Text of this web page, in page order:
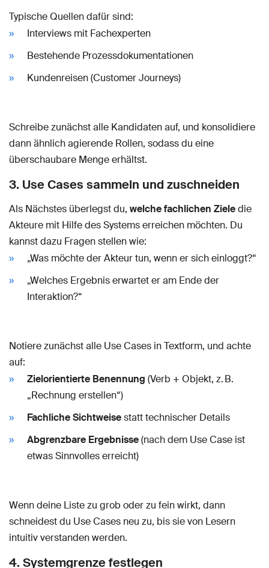
Typische Quellen dafür sind:
Interviews mit Fachexperten
Bestehende Prozessdokumentationen
Kundenreisen (Customer Journeys)
Schreibe zunächst alle Kandidaten auf, und konsolidiere
dann ähnlich agierende Rollen, sodass du eine
überschaubare Menge erhältst.
3. Use Cases sammeln und zuschneiden
Als Nächstes überlegst du, welche fachlichen Zieledie
Akteure mit Hilfe des Systems erreichen möchten. Du
kannst dazu Fragen stellen wie:
„Was möchte der Akteur tun, wenn er sich einloggt?“
„Welches Ergebnis erwartet er am Ende der
Interaktion?“
Notiere zunächst alle Use Cases in Textform, und achte
auf:
Zielorientierte Benennung (Verb + Objekt, z. B.
„Rechnung erstellen“)
Fachliche Sichtweisestatt technischer Details
Abgrenzbare Ergebnisse(nach dem Use Case ist
etwas Sinnvolles erreicht)
Wenn deine Liste zu grob oder zu fein wirkt, dann
schneidest du Use Cases neu zu, bis sie von Lesern
intuitiv verstanden werden.
4. Systemgrenze festlegen